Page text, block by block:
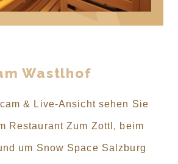
Wastlhof
& Live-Ansicht sehen Sie
Restaurant Zum Zottl, beim
um Snow Space Salzburg